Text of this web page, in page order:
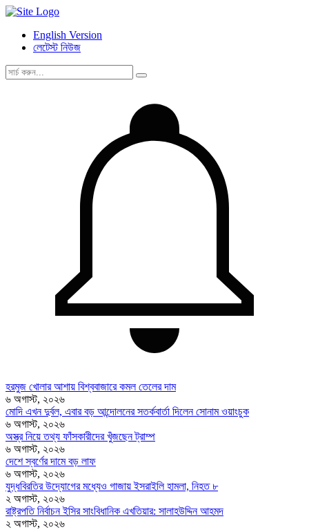
English Version
লেটেস্ট নিউজ
হরমুজ খোলার আশায় বিশ্ববাজারে কমল তেলের দাম
৬ অগাস্ট, ২০২৬
মোদি এখন দুর্বল, এবার বড় আন্দোলনের সতর্কবার্তা দিলেন সোনাম ওয়াংচুক
৬ অগাস্ট, ২০২৬
অস্ত্র নিয়ে তথ্য ফাঁসকারীদের খুঁজছেন ট্রাম্প
৬ অগাস্ট, ২০২৬
দেশে স্বর্ণের দামে বড় লাফ
৬ অগাস্ট, ২০২৬
যুদ্ধবিরতির উদ্যোগের মধ্যেও গাজায় ইসরাইলি হামলা, নিহত ৮
২ অগাস্ট, ২০২৬
রাষ্ট্রপতি নির্বাচন ইসির সাংবিধানিক এখতিয়ার: সালাহউদ্দিন আহমদ
২ অগাস্ট, ২০২৬